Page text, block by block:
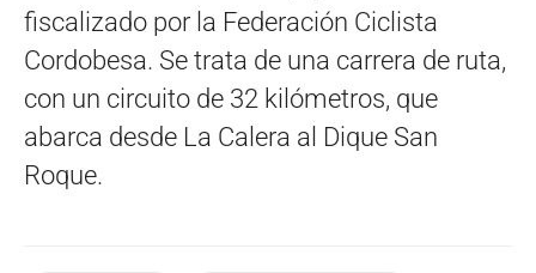
fiscalizado por la Federación Ciclista
Cordobesa. Se trata de una carrera de ruta,
con un circuito de 32 kilómetros, que
abarca desde La Calera al Dique San
Roque.